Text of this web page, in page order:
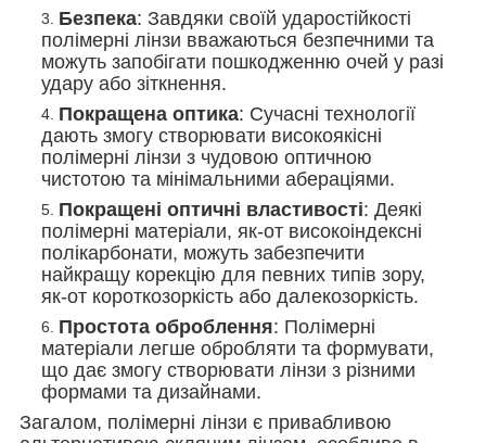
Безпека: Завдяки своїй ударостійкості
полімерні лінзи вважаються безпечними та
можуть запобігати пошкодженню очей у разі
удару або зіткнення.
Покращена оптика: Сучасні технології
дають змогу створювати високоякісні
полімерні лінзи з чудовою оптичною
чистотою та мінімальними абераціями.
Покращені оптичні властивості: Деякі
полімерні матеріали, як-от високоіндексні
полікарбонати, можуть забезпечити
найкращу корекцію для певних типів зору,
як-от короткозоркість або далекозоркість.
Простота оброблення: Полімерні
матеріали легше обробляти та формувати,
що дає змогу створювати лінзи з різними
формами та дизайнами.
Загалом, полімерні лінзи є привабливою